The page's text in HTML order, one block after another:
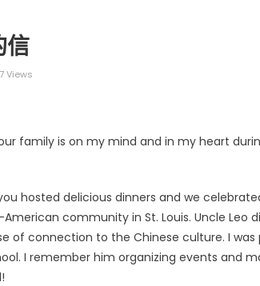
信
Views
family is on my mind and in my heart
hosted delicious dinners and we
community in St. Louis. Uncle Leo
of connection to the Chinese culture. I
I remember him organizing events and